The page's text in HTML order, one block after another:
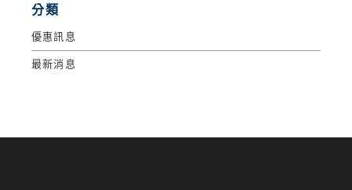
分類
優惠訊息
最新消息